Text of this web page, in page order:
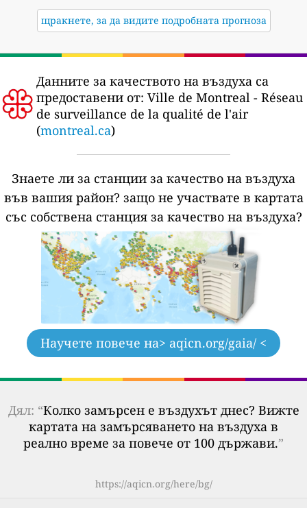
щракнете, за да видите подробната прогноза
Данните за качеството на въздуха са
предоставени от: Ville de Montreal - Réseau
de surveillance de la qualité de l'air
(montreal.ca)
Знаете ли за станции за качество на въздуха
във вашия район? защо не участвате в картата
със собствена станция за качество на въздуха?
Научете повече на> aqicn.org/gaia/ <
Дял: “Колко замърсен е въздухът днес? Вижте
картата на замърсяването на въздуха в
реално време за повече от 100 държави.”
https://aqicn.org/here/bg/